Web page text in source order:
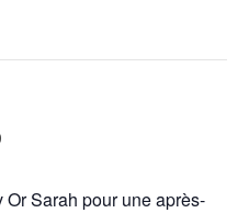
Sarah pour une après-